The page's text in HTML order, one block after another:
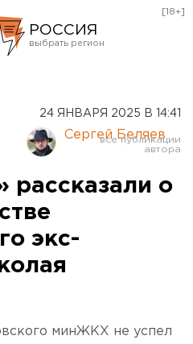
РОССИЯ
Курган
Оренбург
[18+]
24 ЯНВАРЯ 2025 В 14:41
Сергей Беляев
рассказали о
экс-
минЖКХ не успел